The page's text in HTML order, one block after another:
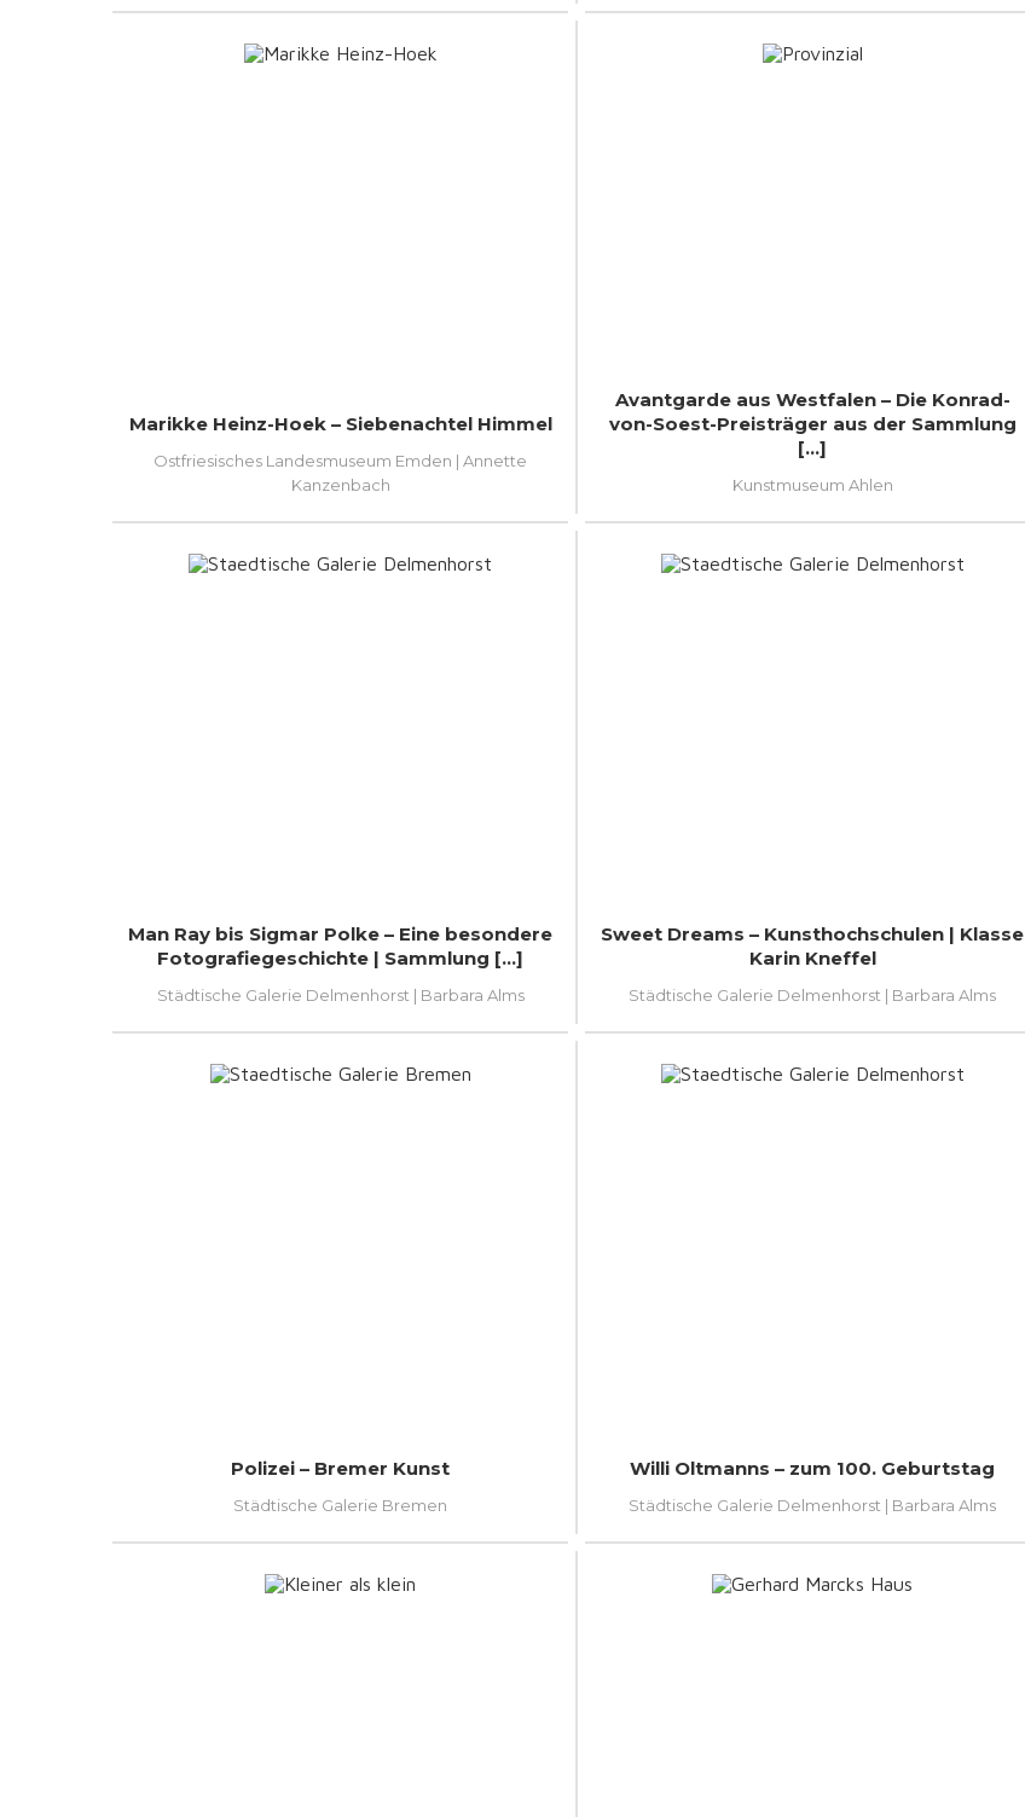
Marikke Heinz-Hoek – Siebenachtel Himmel
Ostfriesisches Landesmuseum Emden | Annette
Kanzenbach
Avantgarde aus Westfalen – Die Konrad-
von-Soest-Preisträger aus der Sammlung
[...]
Kunstmuseum Ahlen
Man Ray bis Sigmar Polke – Eine besondere
Fotografiegeschichte | Sammlung [...]
Städtische Galerie Delmenhorst | Barbara Alms
Sweet Dreams – Kunsthochschulen | Klasse
Karin Kneffel
Städtische Galerie Delmenhorst | Barbara Alms
Polizei – Bremer Kunst
Städtische Galerie Bremen
Willi Oltmanns – zum 100. Geburtstag
Städtische Galerie Delmenhorst | Barbara Alms